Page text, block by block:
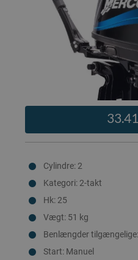
Cylindre: 2
Kategori: 2-takt
Hk: 25
Vægt: 51 kg
Benlængder
Start: Manuel